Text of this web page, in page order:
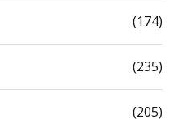
(174)
(235)
(205)